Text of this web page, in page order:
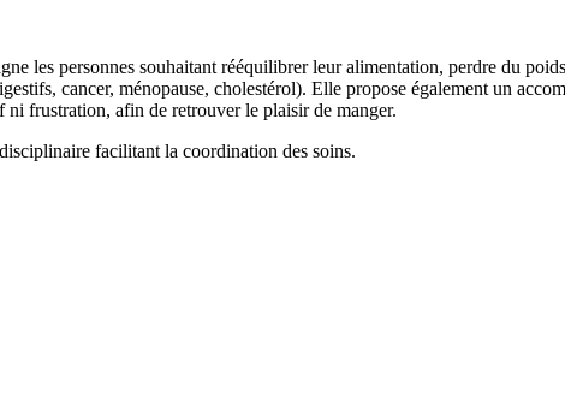
les personnes souhaitant rééquilibrer leur alimentation, perdre du
cancer, ménopause, cholestérol). Elle propose également un
ni frustration, afin de retrouver le plaisir de manger.
facilitant la coordination des soins.